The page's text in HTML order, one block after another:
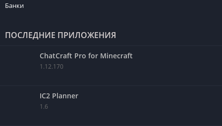
Банки
ПОСЛЕДНИЕ ПРИЛОЖЕНИЯ
ChatCraft Pro for Minecraft
1.12.170
IC2 Planner
1.6